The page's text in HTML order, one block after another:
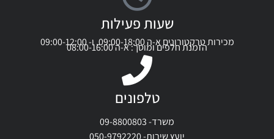
שעות פעילות
הזמנת חלפים ומוסך: א-ה 08:00-16:00
מכירות טרקטורונים א-ה 09:00-18:00, ו- 09:00-12:00
טלפונים
משרד- 09-8800803
יועץ שירות- 050-9792220